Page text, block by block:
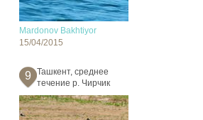
Mardonov Bakhtiyor
15/04/2015
9
Ташкент, среднее
течение р. Чирчик